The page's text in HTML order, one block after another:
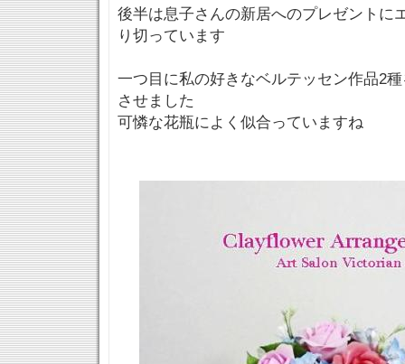
後半は息子さんの新居へのプレゼントに
り切っています
一つ目に私の好きなベルテッセン作品2
させました
可憐な花瓶によく似合っていますね